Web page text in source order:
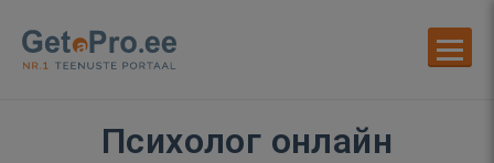
Психолог онлайн